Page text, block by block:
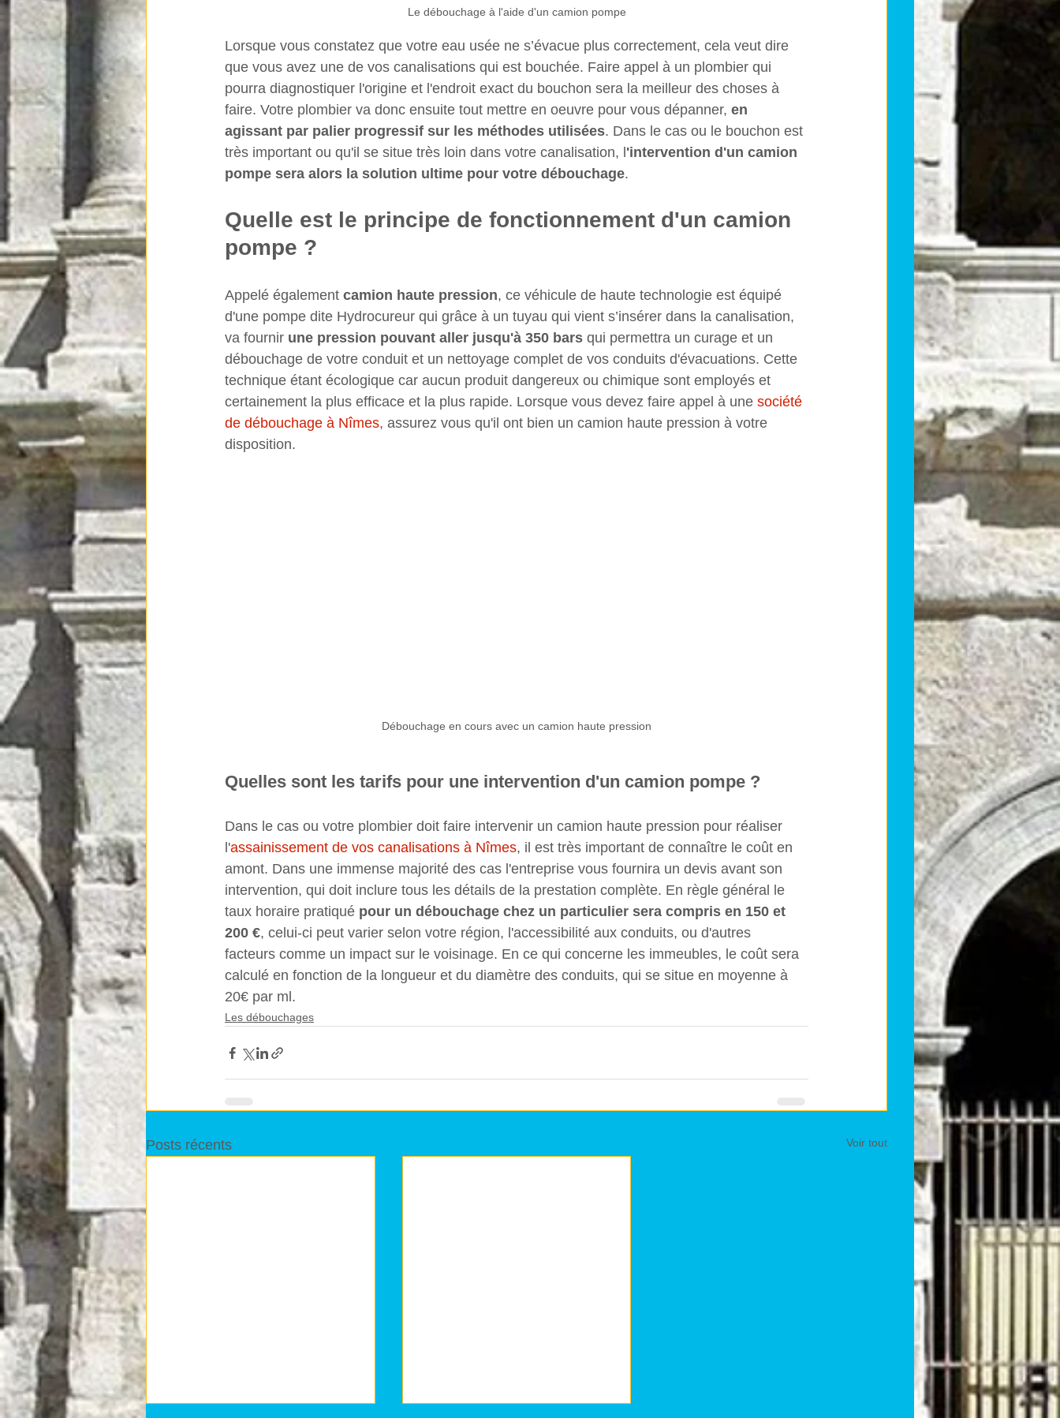
Le débouchage à l'aide d'un camion pompe
Lorsque vous constatez que votre eau usée ne s’évacue plus correctement, cela veut dire
que vous avez une de vos canalisations qui est bouchée. Faire appel à un plombier qui
pourra diagnostiquer l'origine et l'endroit exact du bouchon sera la meilleur des choses à
faire. Votre plombier va donc ensuite tout mettre en oeuvre pour vous dépanner, en
agissant par palier progressif sur les méthodes utilisées. Dans le cas ou le bouchon est
très important ou qu'il se situe très loin dans votre canalisation, l'intervention d'un camion
pompe sera alors la solution ultime pour votre débouchage.
Quelle est le principe de fonctionnement d'un camion
pompe ?
Appelé également camion haute pression, ce véhicule de haute technologie est équipé
d'une pompe dite Hydrocureur qui grâce à un tuyau qui vient s’insérer dans la canalisation,
va fournir une pression pouvant aller jusqu'à 350 bars qui permettra un curage et un
débouchage de votre conduit et un nettoyage complet de vos conduits d'évacuations. Cette
technique étant écologique car aucun produit dangereux ou chimique sont employés et
certainement la plus efficace et la plus rapide. Lorsque vous devez faire appel à une société
de débouchage à Nîmes, assurez vous qu'il ont bien un camion haute pression à votre
disposition.
Débouchage en cours avec un camion haute pression
Quelles sont les tarifs pour une intervention d'un camion pompe ?
Dans le cas ou votre plombier doit faire intervenir un camion haute pression pour réaliser
l'assainissement de vos canalisations à Nîmes, il est très important de connaître le coût en
amont. Dans une immense majorité des cas l'entreprise vous fournira un devis avant son
intervention, qui doit inclure tous les détails de la prestation complète. En règle général le
taux horaire pratiqué pour un débouchage chez un particulier sera compris en 150 et
200 €, celui-ci peut varier selon votre région, l'accessibilité aux conduits, ou d'autres
facteurs comme un impact sur le voisinage. En ce qui concerne les immeubles, le coût sera
calculé en fonction de la longueur et du diamètre des conduits, qui se situe en moyenne à
20€ par ml.
Les débouchages
Posts récents Voir tout